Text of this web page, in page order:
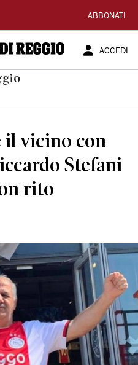
ABBONATI
ACCEDI
il vicino con
Stefani
rito